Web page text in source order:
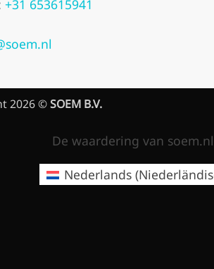
+31 653615941
2026 ©SOEM B.V.
De waardering van
Nederlands (